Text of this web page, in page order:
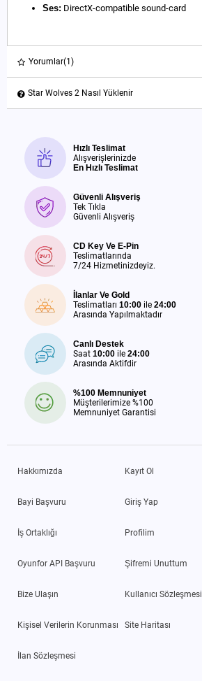
Ses: DirectX-compatible sound-card
Yorumlar(1)
Star Wolves 2 Nasıl Yüklenir
Hızlı Teslimat
Alışverişlerinizde
En Hızlı Teslimat
Güvenli Alışveriş
Tek Tıkla
Güvenli Alışveriş
CD Key Ve E-Pin
Teslimatlarında
7/24 Hizmetinizdeyiz.
İlanlar Ve Gold
Teslimatları 10:00 ile 24:00
Arasında Yapılmaktadır
Canlı Destek
Saat 10:00 ile 24:00
Arasında Aktifdir
%100 Memnuniyet
Müşterilerimize %100
Memnuniyet Garantisi
Hakkımızda
Bayi Başvuru
İş Ortaklığı
Oyunfor API Başvuru
Bize Ulaşın
Kişisel Verilerin Korunması
İlan Sözleşmesi
Kayıt Ol
Giriş Yap
Profilim
Şifremi Unuttum
Kullanıcı Sözleşmesi
Site Haritası